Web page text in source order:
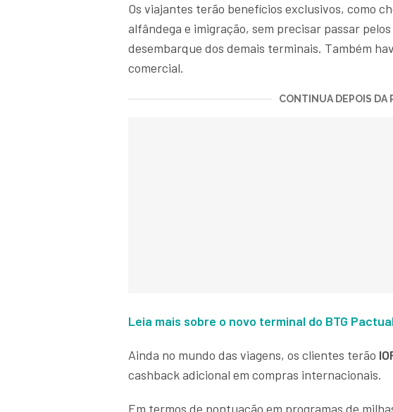
Os viajantes terão benefícios exclusivos, como
alfândega e imigração, sem precisar passar
desembarque dos demais terminais. Também
comercial.
CONTINUA DEPOIS DA
Leia mais sobre o novo terminal do BTG
Ainda no mundo das viagens, os clientes terão
cashback adicional em compras internacionais.
Em termos de pontuação em programas de